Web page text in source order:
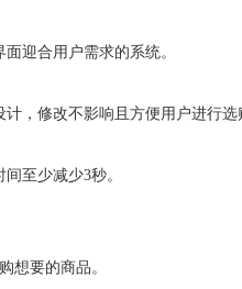
迎合用户需求的系统。
修改不影响且方便用户进行选
至少减少3秒。
要的商品。